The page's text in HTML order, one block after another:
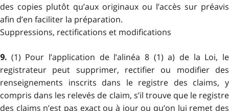
des copies plutôt qu’aux originaux ou l’accès sur préavis
afin d’en faciliter la préparation.
Suppressions, rectifications et modifications
9. (1) Pour l’application de l’alinéa 8 (1) a) de la Loi, le
registrateur peut supprimer, rectifier ou modifier des
renseignements inscrits dans le registre des claims, y
compris dans les relevés de claim, s’il trouve que le registre
des claims n’est pas exact ou à jour ou qu’on lui remet des